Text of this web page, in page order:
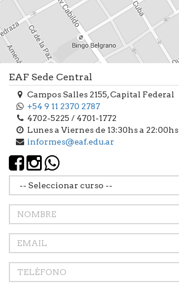
EAF Sede Central
Campos Salles 2155, Capital Federal
+54 9 11 2370 2787
4702-5225 / 4701-1772
Lunes a Viernes de 13:30hs a 22:00hs
informes@eaf.edu.ar